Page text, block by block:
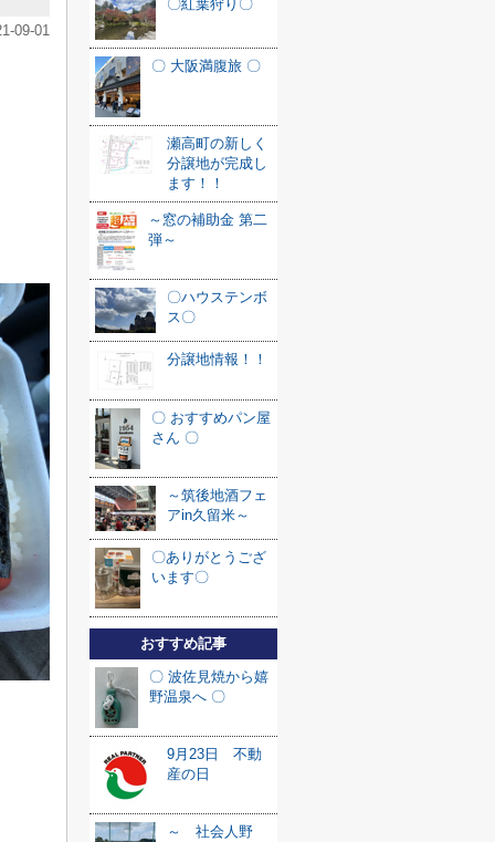
09-01
〇紅葉狩り〇
〇 大阪満腹旅 〇
瀬高町の新しく
分譲地が完成し
ます！！
～窓の補助金 第二
弾～
〇ハウステンボ
ス〇
分譲地情報！！
〇 おすすめパン屋
さん 〇
～筑後地酒フェ
アin久留米～
〇ありがとうござ
います〇
おすすめ記事
〇 波佐見焼から嬉
野温泉へ 〇
9月23日 不動
産の日
～ 社会人野